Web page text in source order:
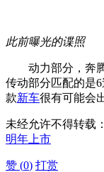
此前曝光的谍照
动力部分，奔腾
传动部分匹配的是
款新车很有可能会
未经允许不得转载：
明年上市
赞 (0) 打赏